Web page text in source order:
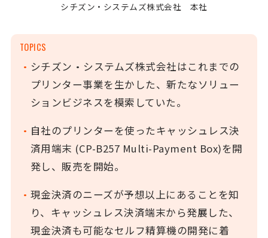
シチズン・システムズ株式会社 本社
TOPICS
・ シチズン・システムズ株式会社はこれまでの
プリンター事業を生かした、新たなソリュー
ションビジネスを模索していた。
・ 自社のプリンターを使ったキャッシュレス決
済用端末 (CP-B257 Multi-Payment Box)を開
発し、販売を開始。
・ 現金決済のニーズが予想以上にあることを知
り、キャッシュレス決済端末から発展した、
現金決済も可能なセルフ精算機の開発に着